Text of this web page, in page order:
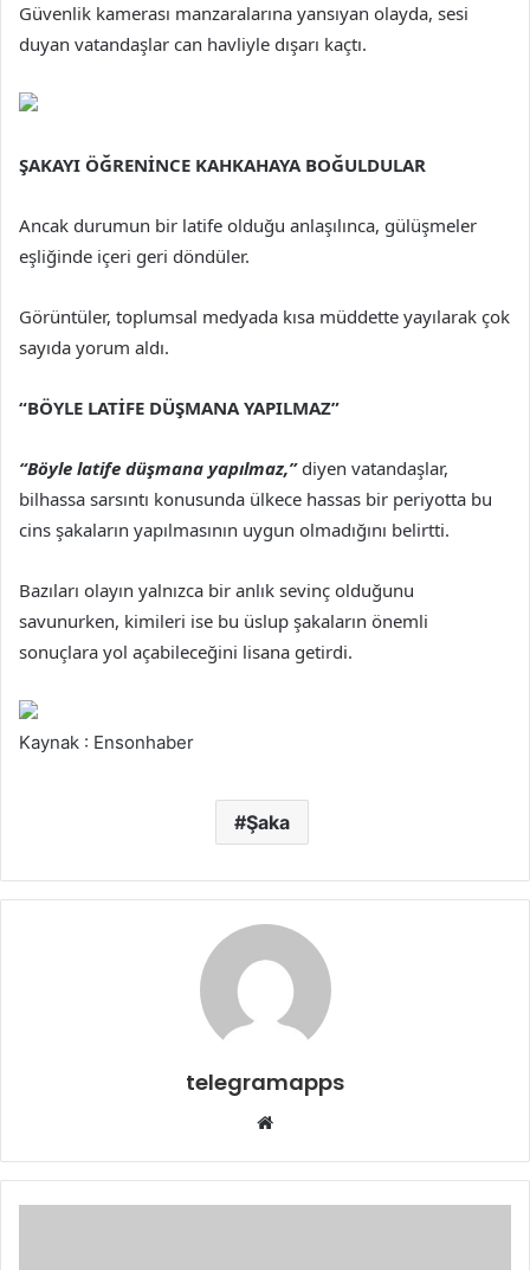
Güvenlik kamerası manzaralarına yansıyan olayda, sesi
duyan vatandaşlar can havliyle dışarı kaçtı.
ŞAKAYI ÖĞRENİNCE KAHKAHAYA BOĞULDULAR
Ancak durumun bir latife olduğu anlaşılınca, gülüşmeler
eşliğinde içeri geri döndüler.
Görüntüler, toplumsal medyada kısa müddette yayılarak çok
sayıda yorum aldı.
“BÖYLE LATİFE DÜŞMANA YAPILMAZ”
“Böyle latife düşmana yapılmaz,”diyen vatandaşlar,
bilhassa sarsıntı konusunda ülkece hassas bir periyotta bu
cins şakaların yapılmasının uygun olmadığını belirtti.
Bazıları olayın yalnızca bir anlık sevinç olduğunu
savunurken, kimileri ise bu üslup şakaların önemli
sonuçlara yol açabileceğini lisana getirdi.
Kaynak : Ensonhaber
Şaka
telegramapps
Web